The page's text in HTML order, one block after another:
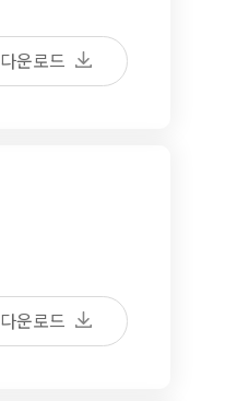
다운로드
다운로드